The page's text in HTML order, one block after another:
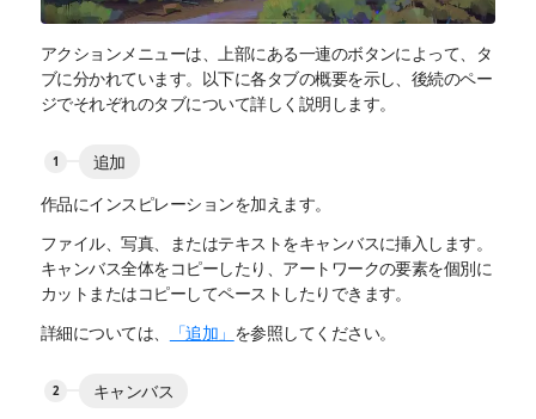
アクションメニューは、上部にある一連のボタンによって、タ
ブに分かれています。以下に各タブの概要を示し、後続のペー
ジでそれぞれのタブについて詳しく説明します。
追加
作品にインスピレーションを加えます。
ファイル、写真、またはテキストをキャンバスに挿入します。
キャンバス全体をコピーしたり、アートワークの要素を個別に
カットまたはコピーしてペーストしたりできます。
詳細については、
「追加」 を参照してください。
キャンバス